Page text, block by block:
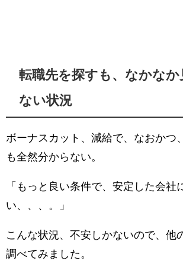
転職先を探すも、なかなか
ない状況
ボーナスカット、減給で、なおかつ
も全然分からない。
「もっと良い条件で、安定した会社
い、、、。」
こんな状況、不安しかないので、他
調べてみました。